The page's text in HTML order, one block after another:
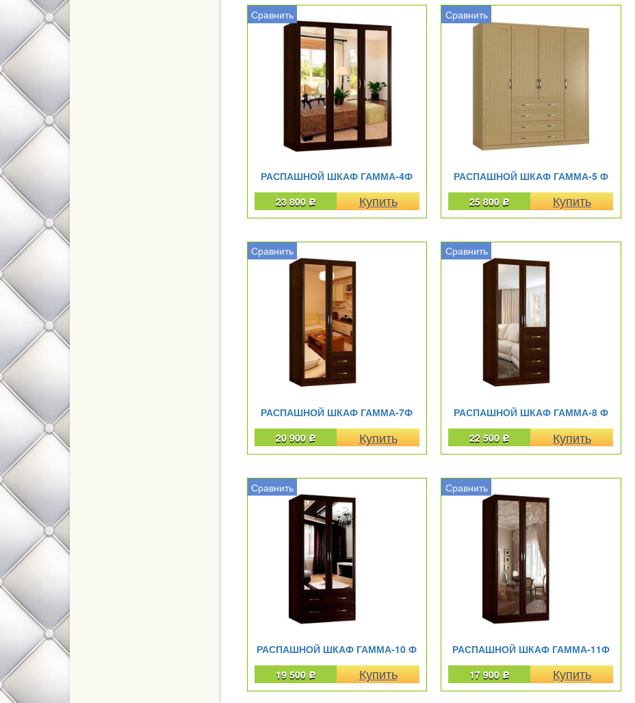
РАСПАШНОЙ ШКАФ ГАММА-4Ф
23 800 Р
Сравнить
РАСПАШНОЙ ШКАФ ГАММА-5 Ф
25 800 Р
Сравнить
РАСПАШНОЙ ШКАФ ГАММА-7Ф
20 900 Р
Сравнить
РАСПАШНОЙ ШКАФ ГАММА-8 Ф
22 500 Р
Сравнить
РАСПАШНОЙ ШКАФ ГАММА-10 Ф
19 500 Р
Сравнить
РАСПАШНОЙ ШКАФ ГАММА-11Ф
17 900 Р
Сравнить